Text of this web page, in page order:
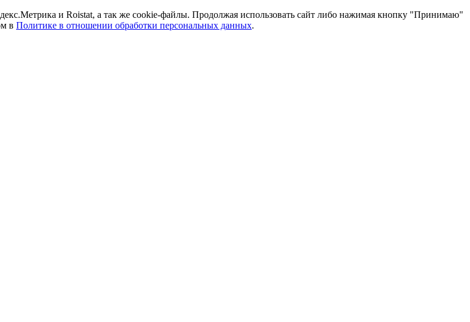
и Roistat, а так же cookie-файлы. Продолжая использовать сайт либо нажимая кнопку "Принимаю"
в Политике в отношении обработки персональных данных.